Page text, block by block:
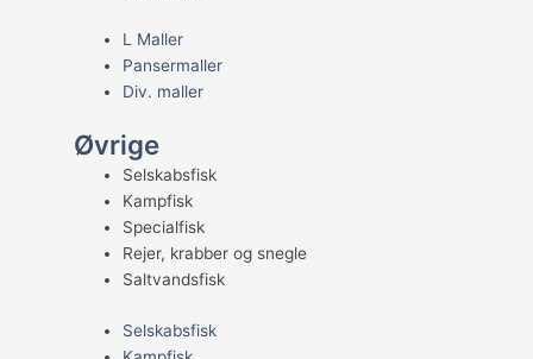
L Maller
Pansermaller
Div. maller
Øvrige
Selskabsfisk
Kampfisk
Specialfisk
Rejer, krabber og snegle
Saltvandsfisk
Selskabsfisk